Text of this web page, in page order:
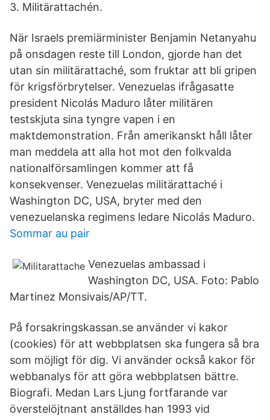
3. Militärattachén.
När Israels premiärminister Benjamin Netanyahu
på onsdagen reste till London, gjorde han det
utan sin militärattaché, som fruktar att bli gripen
för krigsförbrytelser. Venezuelas ifrågasatte
president Nicolás Maduro låter militären
testskjuta sina tyngre vapen i en
maktdemonstration. Från amerikanskt håll låter
man meddela att alla hot mot den folkvalda
nationalförsamlingen kommer att få
konsekvenser. Venezuelas militärattaché i
Washington DC, USA, bryter med den
venezuelanska regimens ledare Nicolás Maduro.
Sommar au pair
Venezuelas ambassad i
Washington DC, USA. Foto: Pablo
Martinez Monsivais/AP/TT.
På forsakringskassan.se använder vi kakor
(cookies) för att webbplatsen ska fungera så bra
som möjligt för dig. Vi använder också kakor för
webbanalys för att göra webbplatsen bättre.
Biografi. Medan Lars Ljung fortfarande var
överstelöjtnant anställdes han 1993 vid